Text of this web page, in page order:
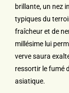
brillante, un nez
typiques du
fraîcheur et de
millésime lui
verve saura
ressortir le fumé
asiatique.